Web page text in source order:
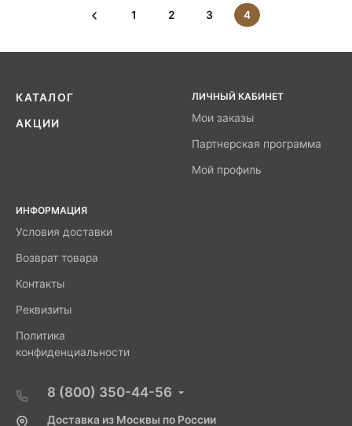
1 2 3 4
КАТАЛОГ
АКЦИИ
ЛИЧНЫЙ КАБИНЕТ
Мои заказы
Партнерская программа
Мой профиль
ИНФОРМАЦИЯ
Условия доставки
Возврат товара
Контакты
Реквизиты
Политика
конфиденциальности
8 (800) 350-44-56
Доставка из Москвы по России